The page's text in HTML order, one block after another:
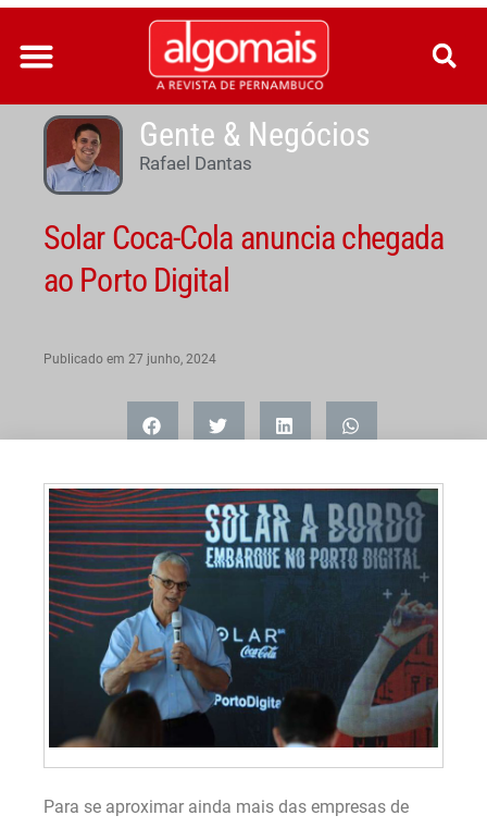
Ir
para
conteúdo
Gente & Negócios
Rafael Dantas
Solar Coca-Cola anuncia chegada
ao Porto Digital
Publicado em 27 junho, 2024
Para se aproximar ainda mais das empresas de